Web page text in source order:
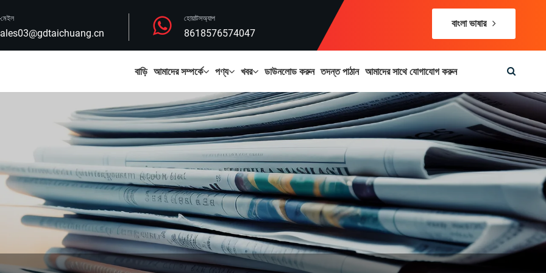
হোয়াটসঅ্যাপ
8618576574047
বাংলা ভাষার
বাড়ি আমাদের সম্পর্কে পণ্য খবর ডাউনলোড করুন তদন্ত পাঠান আমাদের সাথে যোগাযোগ করুন